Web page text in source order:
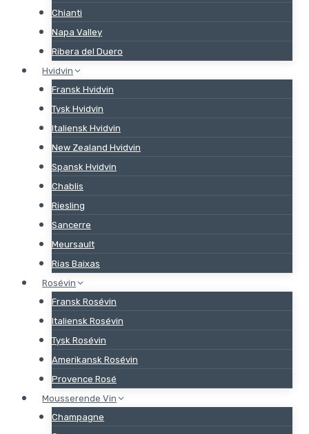
Chianti
Napa Valley
Ribera del Duero
Hvidvin
Fransk Hvidvin
Tysk Hvidvin
Italiensk Hvidvin
New Zealand Hvidvin
Spansk Hvidvin
Chablis
Riesling
Sancerre
Meursault
Rias Baixas
Rosévin
Fransk Rosévin
Italiensk Rosévin
Tysk Rosévin
Amerikansk Rosévin
Provence Rosé
Mousserende Vin
Champagne